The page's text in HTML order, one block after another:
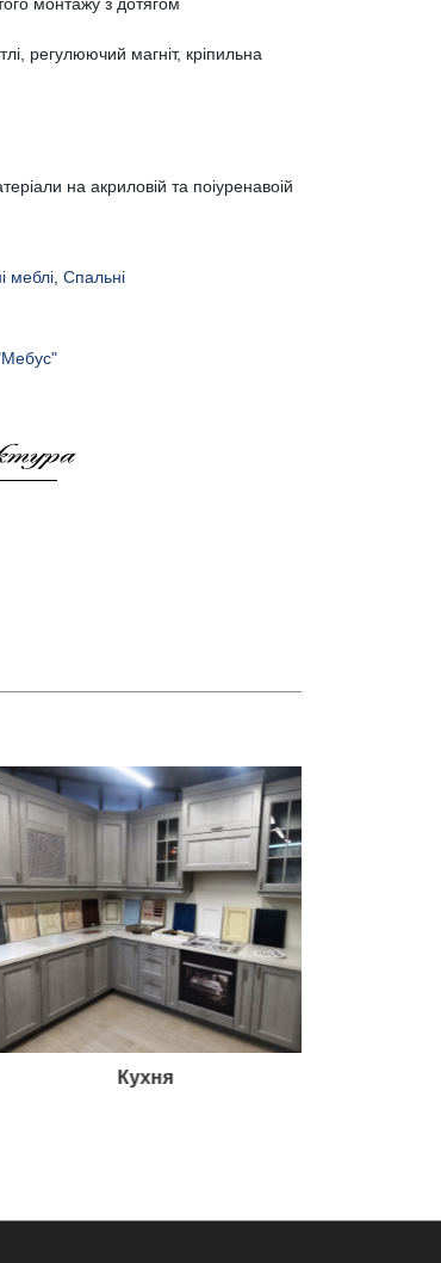
регулюючий магніт, кріпильна
на акриловій та поіуренавоій
меблі Спальні
Кухня